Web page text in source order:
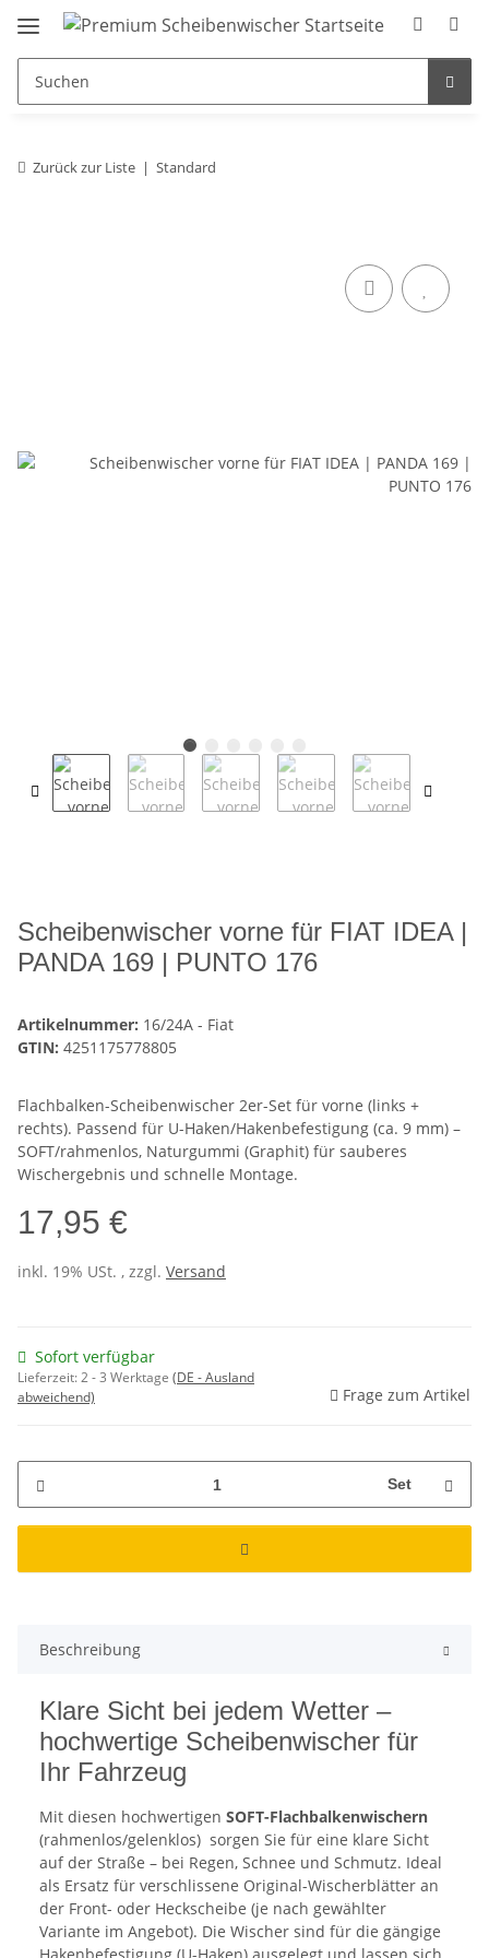
Zurück zur Liste Standard
Scheibenwischer vorne für FIAT IDEA |
PANDA 169 | PUNTO 176
Artikelnummer: 16/24A - Fiat
GTIN: 4251175778805
Flachbalken-Scheibenwischer 2er-Set für vorne (links +
rechts). Passend für U-Haken/Hakenbefestigung (ca. 9 mm) –
SOFT/rahmenlos, Naturgummi (Graphit) für sauberes
Wischergebnis und schnelle Montage.
17,95 €
inkl. 19% USt. , zzgl. Versand
Sofort verfügbar
Lieferzeit:2 - 3 Werktage (DE - Ausland
abweichend)
Frage zum Artikel
Set
Beschreibung
Klare Sicht bei jedem Wetter –
hochwertige Scheibenwischer für
Ihr Fahrzeug
Mit diesen hochwertigen SOFT-Flachbalkenwischern
(rahmenlos/gelenklos) sorgen Sie für eine klare Sicht
auf der Straße – bei Regen, Schnee und Schmutz. Ideal
als Ersatz für verschlissene Original-Wischerblätter an
der Front- oder Heckscheibe (je nach gewählter
Variante im Angebot). Die Wischer sind für die gängige